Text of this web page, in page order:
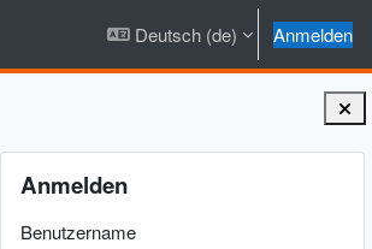
Deutsch ‎(de)‎ Anmelden
Blöcke
Anmelden
Benutzername